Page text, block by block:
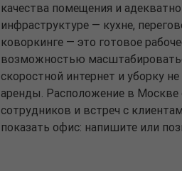
качества помещения и
инфраструктуре — кухне,
коворкинге — это готовое
возможностью
скоростной интернет и уборку
аренды. Расположение в Москве
сотрудников и встреч с
показать офис: напишите или